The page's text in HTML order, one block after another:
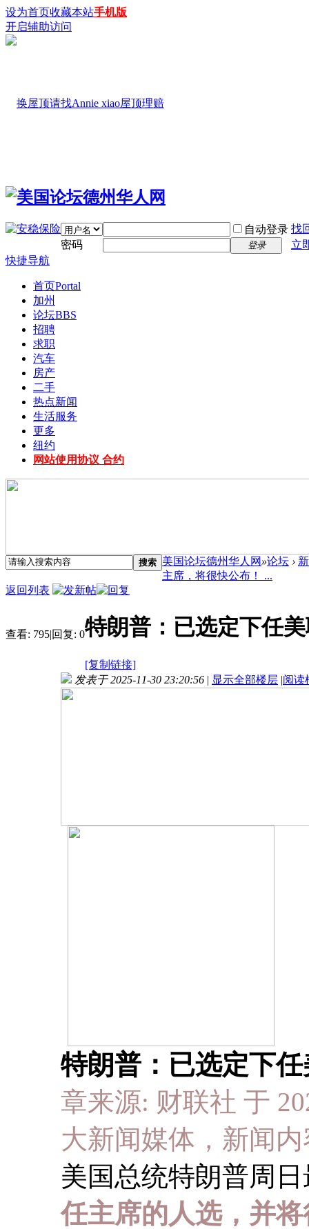
设为首页收藏本站手机版
开启辅助访问
自动登录 找
密码
登录
立
快捷导航
首页Portal
加州
论坛BBS
招聘
求职
汽车
房产
二手
热点新闻
生活服务
更多
纽约
网站使用协议 合约
搜索 美国论坛德州华人网 »论坛 ›
主席，将很快公布！ ...
返回列表
查看: 795|回复: 0特朗普：已选定下任
[复制链接]
发表于 2025-11-30 23:20:56 | 显示全部楼层 |阅读
特朗普：已选定下
章来源: 财联社 于
大新闻媒体，新闻
美国总统特朗普周
任主席的人选，并